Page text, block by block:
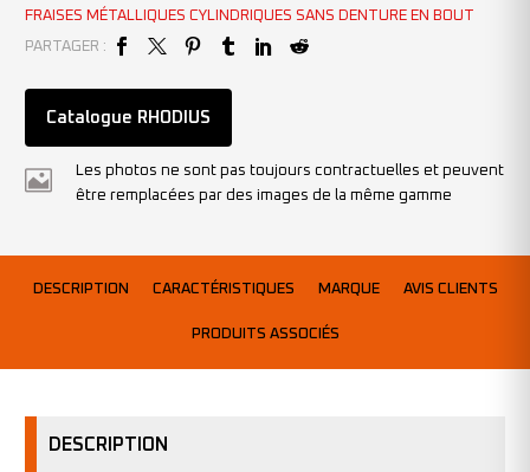
FRAISES MÉTALLIQUES CYLINDRIQUES SANS DENTURE EN BOUT
PARTAGER :
Catalogue RHODIUS
Les photos ne sont pas toujours contractuelles et peuvent
être remplacées par des images de la même gamme
DESCRIPTION CARACTÉRISTIQUES MARQUE AVIS CLIENTS
PRODUITS ASSOCIÉS
DESCRIPTION